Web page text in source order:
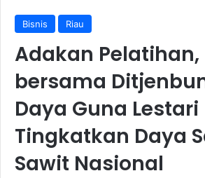
Bisnis Riau
Adakan Pelatihan,
bersama
Daya Guna Lestari
Tingkatkan Daya
Sawit Nasional